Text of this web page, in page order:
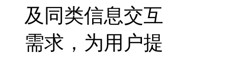
及同类信息交互
需求，为用户提